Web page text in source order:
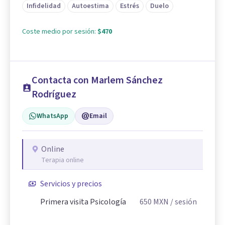
Infidelidad
Autoestima Estrés Duelo
Coste medio por sesión: $470
Contacta con Marlem Sánchez
Rodríguez
WhatsApp Email
Online
Terapia online
Servicios y precios
Primera visita Psicología
650 MXN / sesión